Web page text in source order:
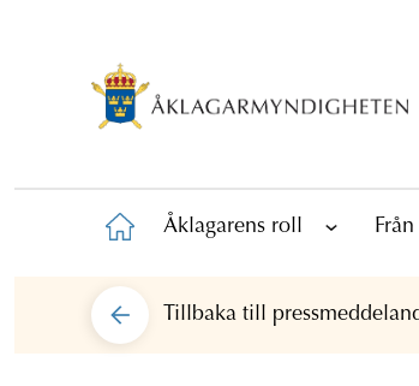
Åklagarens roll
Tillbaka till